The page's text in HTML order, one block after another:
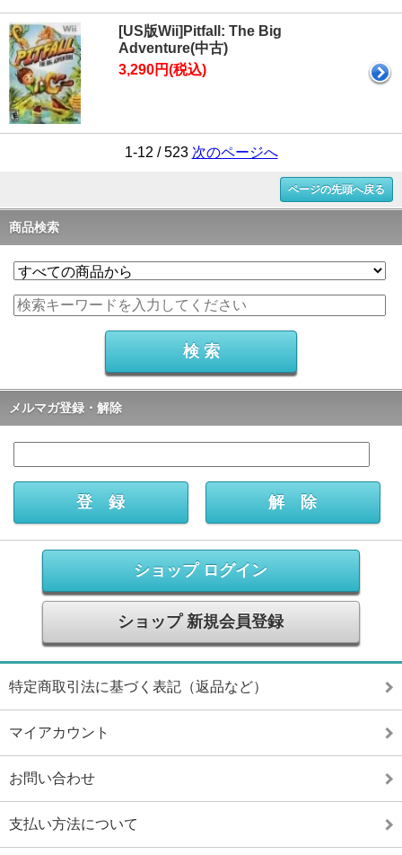
[US版Wii]Pitfall: The Big
Adventure(中古)
3,290円(税込)
1-12 / 523 次のページへ
ページの先頭へ戻る
商品検索
メルマガ登録・解除
ショップ ログイン
ショップ 新規会員登録
特定商取引法に基づく表記（返品など）
マイアカウント
お問い合わせ
支払い方法について